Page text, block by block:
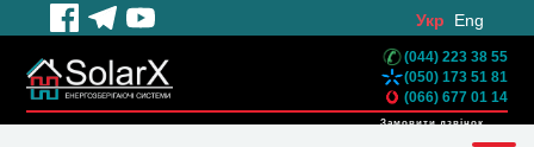
Укр Eng
(044) 223 38 55
(050) 173 51 81
(066) 677 01 14
Замовити дзвінок